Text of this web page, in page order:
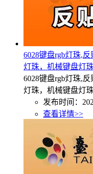
6028键盘rgb灯珠,
灯珠，机械键盘灯
6028键盘rgb灯珠,
灯珠，机械键盘灯珠
发布时间：
查看详情>>